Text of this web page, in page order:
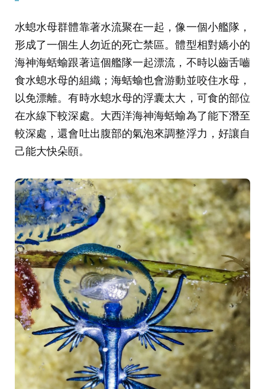
水螅水母群體靠著水流聚在一起，像一個小艦隊，
形成了一個生人勿近的死亡禁區。體型相對嬌小的
海神海蛞蝓跟著這個艦隊一起漂流，不時以齒舌嚙
食水螅水母的組織；海蛞蝓也會游動並咬住水母，
以免漂離。有時水螅水母的浮囊太大，可食的部位
在水線下較深處。大西洋海神海蛞蝓為了能下潛至
較深處，還會吐出腹部的氣泡來調整浮力，好讓自
己能大快朵頤。